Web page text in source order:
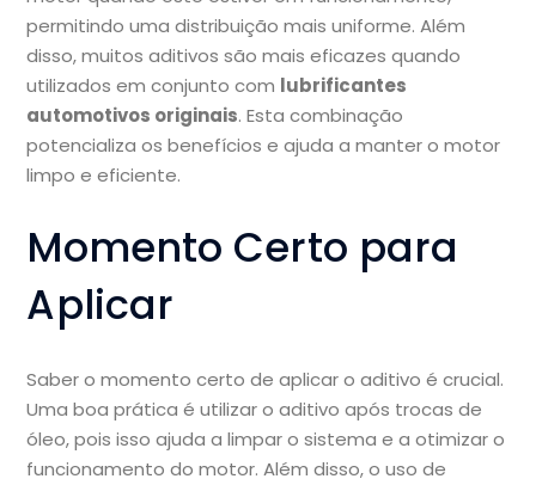
permitindo uma distribuição mais uniforme. Além
disso, muitos aditivos são mais eficazes quando
utilizados em conjunto com lubrificantes
automotivos originais. Esta combinação
potencializa os benefícios e ajuda a manter o motor
limpo e eficiente.
Momento Certo para
Aplicar
Saber o momento certo de aplicar o aditivo é crucial.
Uma boa prática é utilizar o aditivo após trocas de
óleo, pois isso ajuda a limpar o sistema e a otimizar o
funcionamento do motor. Além disso, o uso de